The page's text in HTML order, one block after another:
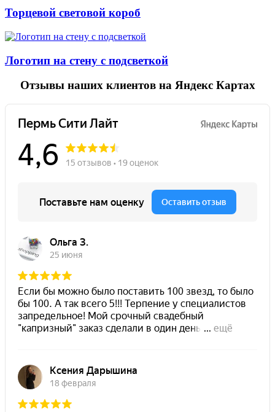
Торцевой световой короб
Логотип на стену с подсветкой
Отзывынаших клиентов на Яндекс Картах